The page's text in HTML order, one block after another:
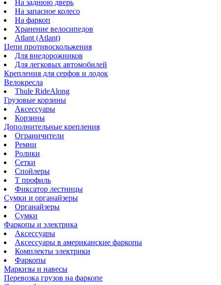
На заднюю дверь
На запасное колесо
На фаркоп
Хранение велосипедов
Atlant (Atlant)
Цепи противоскольжения
Для внедорожников
Для легковых автомобилей
Крепления для серфов и лодок
Велокресла
Thule RideAlong
Грузовые корзины
Аксессуары
Корзины
Дополнительные крепления
Ограничители
Ремни
Ролики
Сетки
Спойлеры
Т профиль
Фиксатор лестницы
Сумки и органайзеры
Органайзеры
Сумки
Фаркопы и электрика
Аксессуары
Аксессуары в американские фаркопы
Комплекты электрики
Фаркопы
Маркизы и навесы
Перевозка грузов на фаркопе